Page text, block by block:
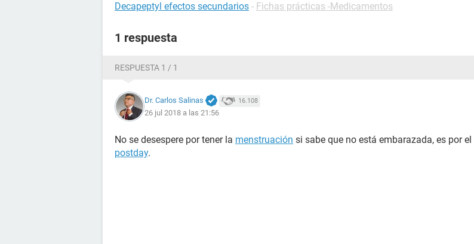
Decapeptyl efectos secundarios - Fichas prácticas -Medicamentos
1 respuesta
RESPUESTA 1 / 1
Dr. Carlos Salinas 16.108
26 jul 2018 a las 21:56
No se desespere por tener la menstruación si sabe que no está embarazada, es por el
postday.